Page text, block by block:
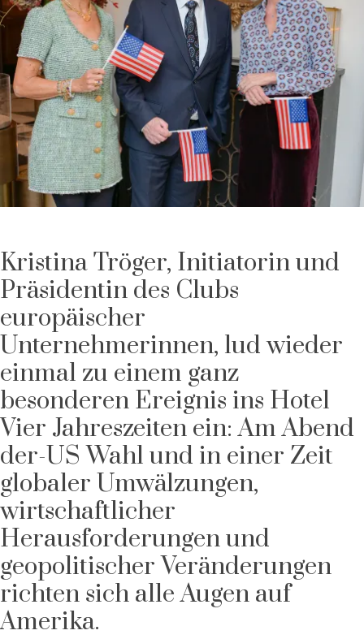
Kristina Tröger, Initiatorin und
Präsidentin des Clubs
europäischer
Unternehmerinnen, lud wieder
einmal zu einem ganz
besonderen Ereignis ins Hotel
Vier Jahreszeiten ein: Am Abend
der-US Wahl und in einer Zeit
globaler Umwälzungen,
wirtschaftlicher
Herausforderungen und
geopolitischer Veränderungen
richten sich alle Augen auf
Amerika.